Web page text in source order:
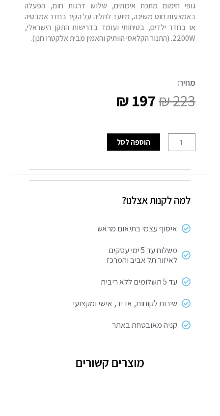
גופי חימום מתכת איכותים, שלוש דרגות חום, הפעלה
באמצעות חוט משיכה, מיועד לתליה על הקיר בחדר אמבטיה
או בחדר ילדים, בטיחותי ועומד בדרישות התקן הישראלי,
2200W. (התנור הקלאסי הוותיק והאמין מבית אלקטרו חנן).
מחיר:
₪223
המקורי
היה:
₪ 223.
₪197
הנוכחי
הוא:
₪ 197.
של
אמבטיה
נירוסטה
הוספה לסל
למה לקנות אצלנו?
איסוף עצמי בתיאום מראש
משלוח עד 5 ימי עסקים
לאיזור תל אביב והמרכז
עד 5 תשלומים ללא ריבית
שירות לקוחות, אדיב, אישי ומקצועי
קניה מאובטחת באתר
מוצרים קשורים